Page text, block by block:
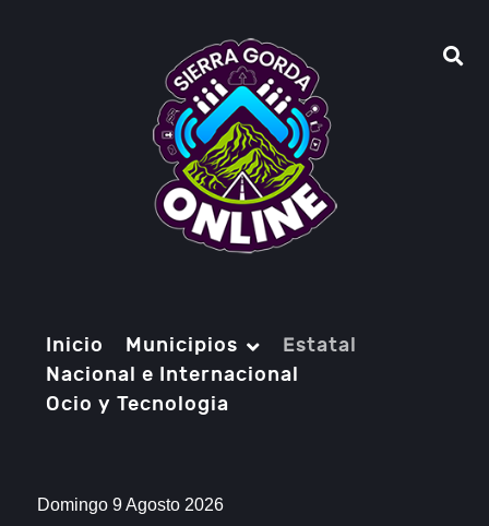
Inicio Municipios
Estatal
Nacional e Internacional
Ocio y Tecnologia
Domingo 9 Agosto 2026